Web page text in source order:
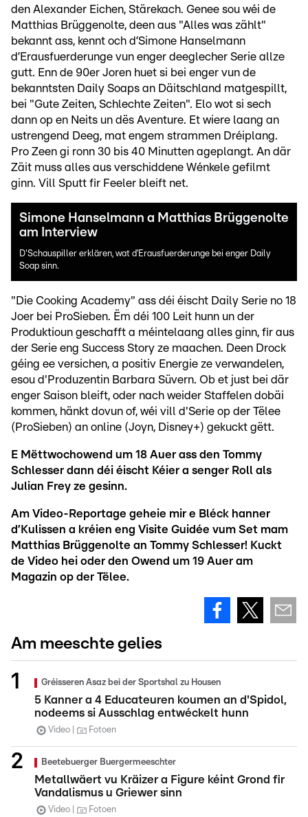
den Alexander Eichen, Stärekach. Genee sou wéi de
Matthias Brüggenolte, deen aus "Alles was zählt"
bekannt ass, kennt och d’Simone Hanselmann
d’Erausfuerderunge vun enger deeglecher Serie allze
gutt. Enn de 90er Joren huet si bei enger vun de
bekanntsten Daily Soaps an Däitschland matgespillt,
bei "Gute Zeiten, Schlechte Zeiten". Elo wot si sech
dann op en Neits un dës Aventure. Et wiere laang an
ustrengend Deeg, mat engem strammen Dréiplang.
Pro Zeen gi ronn 30 bis 40 Minutten ageplangt. An där
Zäit muss alles aus verschiddene Wénkele gefilmt
ginn. Vill Sputt fir Feeler bleift net.
Simone Hanselmann a Matthias Brüggenolte
am Interview
D'Schauspiller erklären, wat d’Erausfuerderunge bei enger Daily
Soap sinn.
"Die Cooking Academy" ass déi éischt Daily Serie no 18
Joer bei ProSieben. Ëm déi 100 Leit hunn un der
Produktioun geschafft a méintelaang alles ginn, fir aus
der Serie eng Success Story ze maachen. Deen Drock
géing ee versichen, a positiv Energie ze verwandelen,
esou d'Produzentin Barbara Süvern. Ob et just bei där
enger Saison bleift, oder nach weider Staffelen dobäi
kommen, hänkt dovun of, wéi vill d'Serie op der Tëlee
(ProSieben) an online (Joyn, Disney+) gekuckt gëtt.
E Mëttwochowend um 18 Auer ass den Tommy
Schlesser dann déi éischt Kéier a senger Roll als
Julian Frey ze gesinn.
Am Video-Reportage geheie mir e Bléck hanner
d’Kulissen a kréien eng Visite Guidée vum Set mam
Matthias Brüggenolte an Tommy Schlesser! Kuckt
de Video hei oder den Owend um 19 Auer am
Magazin op der Tëlee.
Am meeschte gelies
Gréisseren Asaz bei der Sportshal zu Housen
5 Kanner a 4 Educateuren koumen an d'Spidol,
nodeems si Ausschlag entwéckelt hunn
Video Fotoen
Beetebuerger Buergermeeschter
Metallwäert vu Kräizer a Figure kéint Grond fir
Vandalismus u Griewer sinn
Video Fotoen